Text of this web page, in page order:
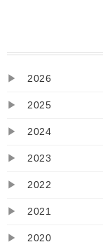
▶ 2026
▶ 2025
▶ 2024
▶ 2023
▶ 2022
▶ 2021
▶ 2020